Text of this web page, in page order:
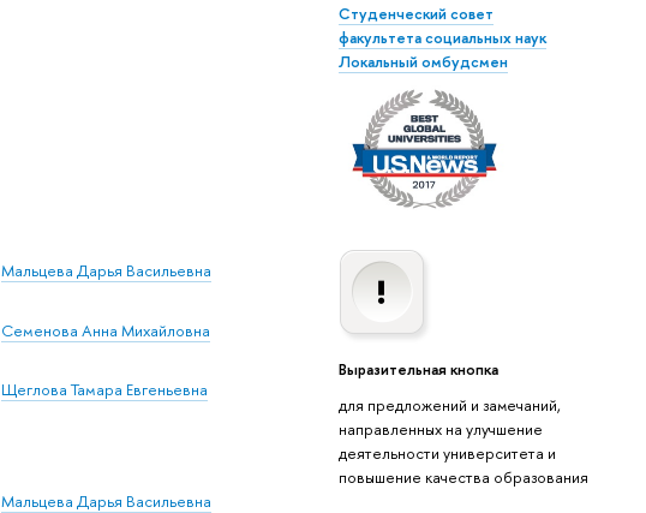
Студенческий совет
факультета социальных наук
Локальный омбудсмен
Выразительная кнопка
для предложений и замечаний,
направленных на улучшение
деятельности университета и
повышение качества образования
Мальцева Дарья Васильевна
Семенова Анна Михайловна
Щеглова Тамара Евгеньевна
Мальцева Дарья Васильевна